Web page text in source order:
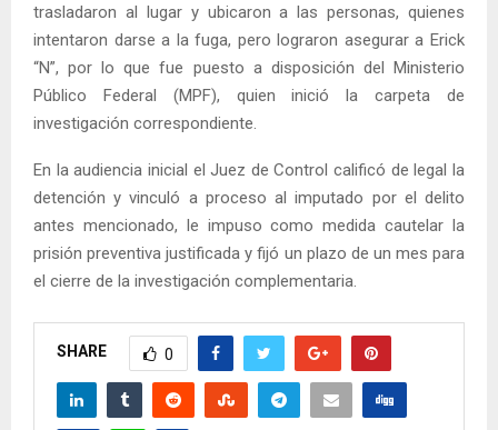
trasladaron al lugar y ubicaron a las personas, quienes
intentaron darse a la fuga, pero lograron asegurar a Erick
“N”, por lo que fue puesto a disposición del Ministerio
Público Federal (MPF), quien inició la carpeta de
investigación correspondiente.
En la audiencia inicial el Juez de Control calificó de legal la
detención y vinculó a proceso al imputado por el delito
antes mencionado, le impuso como medida cautelar la
prisión preventiva justificada y fijó un plazo de un mes para
el cierre de la investigación complementaria.
SHARE 0